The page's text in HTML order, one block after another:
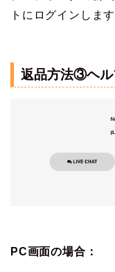
トにログインします
返品方法③ヘル
PC画面の場合：